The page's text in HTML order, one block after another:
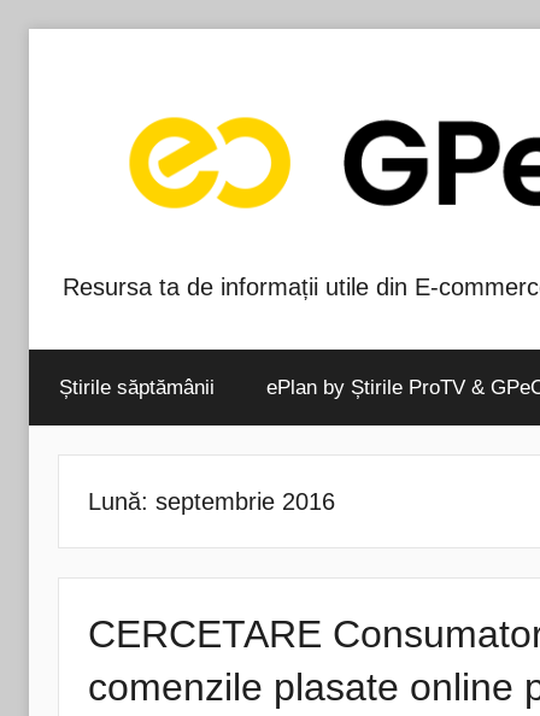
Blog-
ul
GPeC
Resursa ta de informații utile din E-
Știrile săptămânii ePlan by Știrile ProTV &
Lună: septembrie 2016
CERCETARE
comenzile plasate online